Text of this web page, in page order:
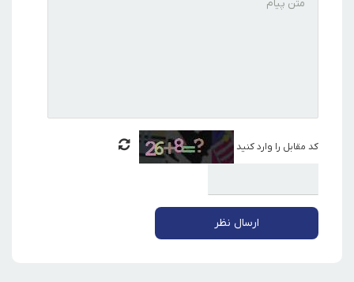
کد مقابل را وارد کنید
ارسال نظر